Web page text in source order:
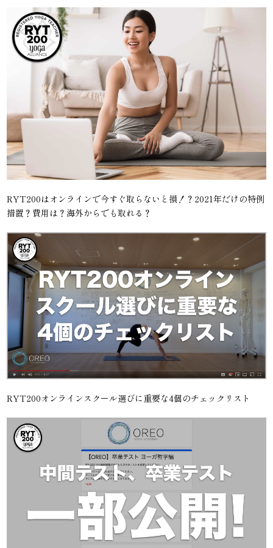
RYT200はオンラインで今すぐ取らないと損！？2021年だけの特例
措置？費用は？海外からでも取れる？
RYT200オンラインスクール選びに重要な4個のチェックリスト